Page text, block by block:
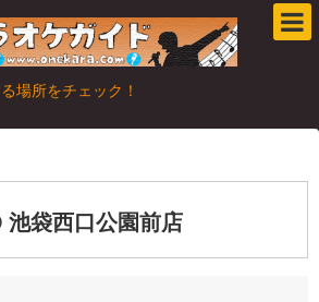
場所をチェック！
池袋西口公園前店